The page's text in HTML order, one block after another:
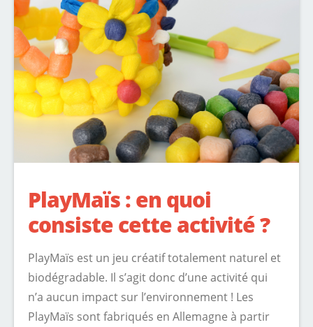
PlayMaïs : en quoi
consiste cette activité ?
PlayMaïs est un jeu créatif totalement naturel et
biodégradable. Il s’agit donc d’une activité qui
n’a aucun impact sur l’environnement ! Les
PlayMaïs sont fabriqués en Allemagne à partir